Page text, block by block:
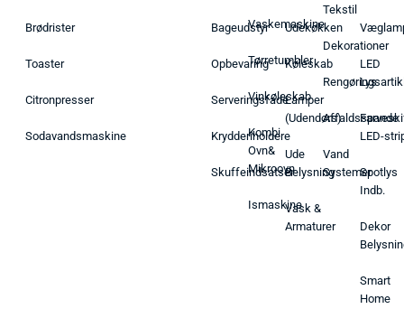
Brødrister
Toaster
Citronpresser
Sodavandsmaskine
Bageudstyr
Opbevaring
Serveringsfade
Krydderiholdere
Skuffeindsatser
Vaskemaskine
Tørretumbler
Vinkøleskab
Kombi
Ovn&
Mikroovn
Ismaskine
Udekøkken
Køleskab
Lamper
(Udendørs)
Ude
Belysning
Vask &
Armaturer
Tekstil
Dekorationer
Affaldsspande
Vand
Systemer
LED
Lys
LED-
Spotlys
Indb.
Dekor
Smart
Home